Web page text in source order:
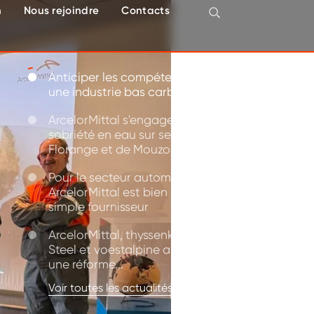
Nous rejoindre Contacts
Anticiper les compétences pour
une industrie bas carbone
ArcelorMittal s'engage pour la
sobriété en eau sur ses sites de
Florange et de Mouzon
Pour le secteur automobile,
ArcelorMittal est bien plus qu'un
simple fournisseur
ArcelorMittal, thyssenkrupp
Steel et voestalpine appellent à
une réforme...
Voir toutes les actualités